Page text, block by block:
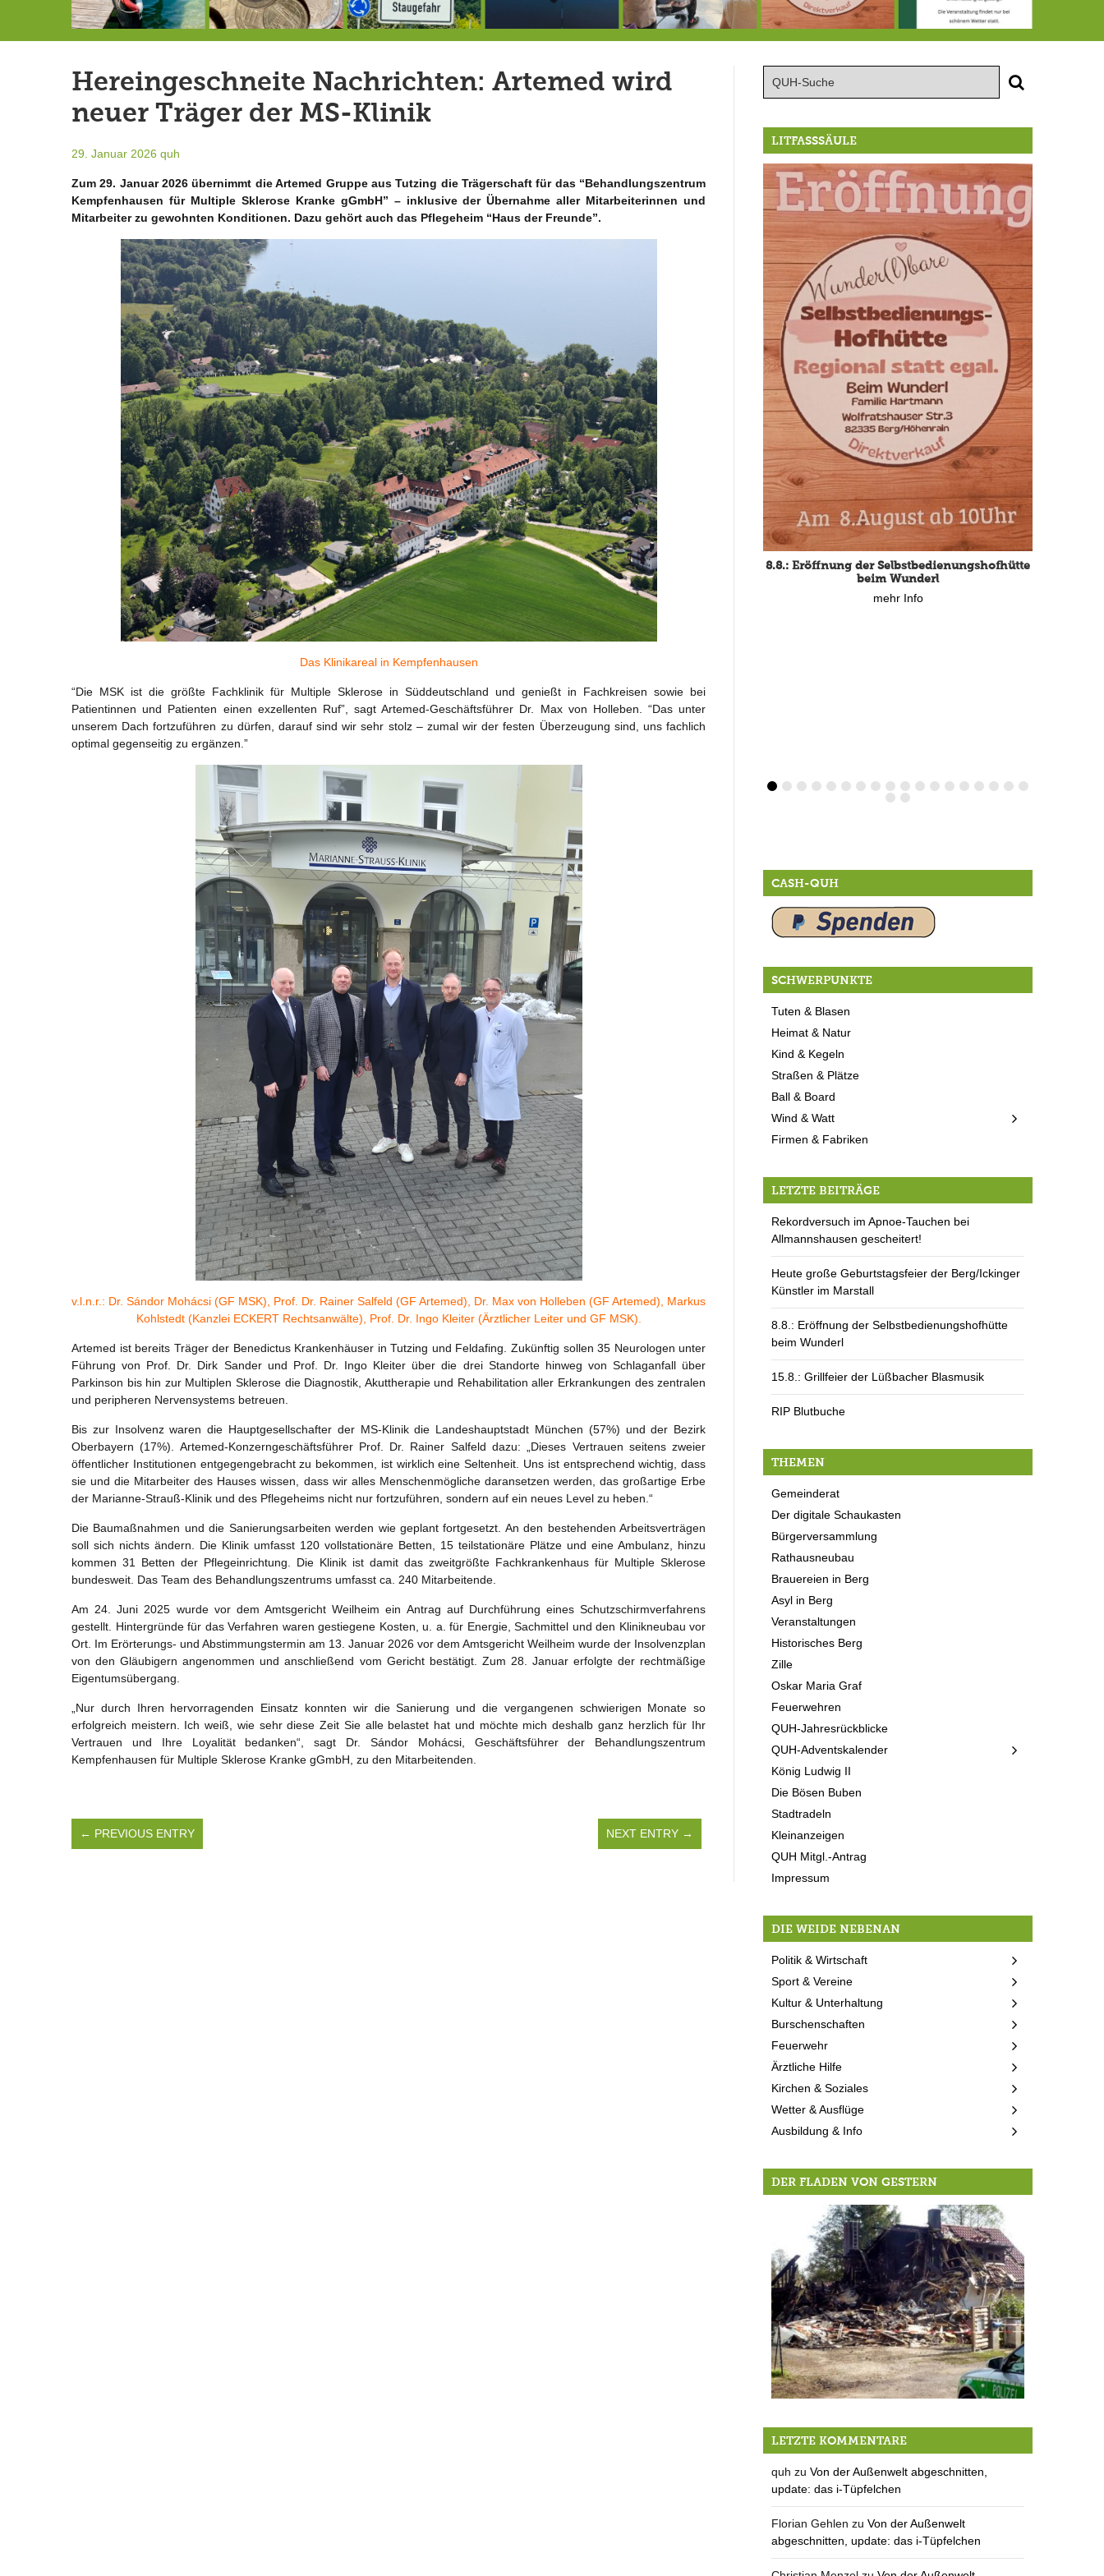
Hereingeschneite Nachrichten: Artemed wird
neuer Träger der MS-Klinik
29. Januar 2026 quh
Zum 29. Januar 2026 übernimmt die Artemed Gruppe aus Tutzing die Trägerschaft für das “Behandlungszentrum
Kempfenhausen für Multiple Sklerose Kranke gGmbH” – inklusive der Übernahme aller Mitarbeiterinnen und
Mitarbeiter zu gewohnten Konditionen. Dazu gehört auch das Pflegeheim “Haus der Freunde”.
Das Klinikareal in Kempfenhausen
“Die MSK ist die größte Fachklinik für Multiple Sklerose in Süddeutschland und genießt in Fachkreisen sowie bei
Patientinnen und Patienten einen exzellenten Ruf”, sagt Artemed-Geschäftsführer Dr. Max von Holleben. “Das unter
unserem Dach fortzuführen zu dürfen, darauf sind wir sehr stolz – zumal wir der festen Überzeugung sind, uns fachlich
optimal gegenseitig zu ergänzen.”
v.l.n.r.: Dr. Sándor Mohácsi (GF MSK), Prof. Dr. Rainer Salfeld (GF Artemed), Dr. Max von Holleben (GF Artemed), Markus
Kohlstedt (Kanzlei ECKERT Rechtsanwälte), Prof. Dr. Ingo Kleiter (Ärztlicher Leiter und GF MSK).
Artemed ist bereits Träger der Benedictus Krankenhäuser in Tutzing und Feldafing. Zukünftig sollen 35 Neurologen unter
Führung von Prof. Dr. Dirk Sander und Prof. Dr. Ingo Kleiter über die drei Standorte hinweg von Schlaganfall über
Parkinson bis hin zur Multiplen Sklerose die Diagnostik, Akuttherapie und Rehabilitation aller Erkrankungen des zentralen
und peripheren Nervensystems betreuen.
Bis zur Insolvenz waren die Hauptgesellschafter der MS-Klinik die Landeshauptstadt München (57%) und der Bezirk
Oberbayern (17%). Artemed-Konzerngeschäftsführer Prof. Dr. Rainer Salfeld dazu: „Dieses Vertrauen seitens zweier
öffentlicher Institutionen entgegengebracht zu bekommen, ist wirklich eine Seltenheit. Uns ist entsprechend wichtig, dass
sie und die Mitarbeiter des Hauses wissen, dass wir alles Menschenmögliche daransetzen werden, das großartige Erbe
der Marianne-Strauß-Klinik und des Pflegeheims nicht nur fortzuführen, sondern auf ein neues Level zu heben.“
Die Baumaßnahmen und die Sanierungsarbeiten werden wie geplant fortgesetzt. An den bestehenden Arbeitsverträgen
soll sich nichts ändern. Die Klinik umfasst 120 vollstationäre Betten, 15 teilstationäre Plätze und eine Ambulanz, hinzu
kommen 31 Betten der Pflegeinrichtung. Die Klinik ist damit das zweitgrößte Fachkrankenhaus für Multiple Sklerose
bundesweit. Das Team des Behandlungszentrums umfasst ca. 240 Mitarbeitende.
Am 24. Juni 2025 wurde vor dem Amtsgericht Weilheim ein Antrag auf Durchführung eines Schutzschirmverfahrens
gestellt. Hintergründe für das Verfahren waren gestiegene Kosten, u. a. für Energie, Sachmittel und den Klinikneubau vor
Ort. Im Erörterungs- und Abstimmungstermin am 13. Januar 2026 vor dem Amtsgericht Weilheim wurde der Insolvenzplan
von den Gläubigern angenommen und anschließend vom Gericht bestätigt. Zum 28. Januar erfolgte der rechtmäßige
Eigentumsübergang.
„Nur durch Ihren hervorragenden Einsatz konnten wir die Sanierung und die vergangenen schwierigen Monate so
erfolgreich meistern. Ich weiß, wie sehr diese Zeit Sie alle belastet hat und möchte mich deshalb ganz herzlich für Ihr
Vertrauen und Ihre Loyalität bedanken“, sagt Dr. Sándor Mohácsi, Geschäftsführer der Behandlungszentrum
Kempfenhausen für Multiple Sklerose Kranke gGmbH, zu den Mitarbeitenden.
← PREVIOUS ENTRY NEXT ENTRY →
LITFASSSÄULE
8.8.: Eröffnung der Selbstbedienungshofhütte
beim Wunderl
mehr Info
CASH-QUH
SCHWERPUNKTE
Tuten & Blasen
Heimat & Natur
Kind & Kegeln
Straßen & Plätze
Ball & Board
Wind & Watt
Firmen & Fabriken
LETZTE BEITRÄGE
Rekordversuch im Apnoe-Tauchen bei
Allmannshausen gescheitert!
Heute große Geburtstagsfeier der Berg/Ickinger
Künstler im Marstall
8.8.: Eröffnung der Selbstbedienungshofhütte
beim Wunderl
15.8.: Grillfeier der Lüßbacher Blasmusik
RIP Blutbuche
THEMEN
Gemeinderat
Der digitale Schaukasten
Bürgerversammlung
Rathausneubau
Brauereien in Berg
Asyl in Berg
Veranstaltungen
Historisches Berg
Zille
Oskar Maria Graf
Feuerwehren
QUH-Jahresrückblicke
QUH-Adventskalender
König Ludwig II
Die Bösen Buben
Stadtradeln
Kleinanzeigen
QUH Mitgl.-Antrag
Impressum
DIE WEIDE NEBENAN
Politik & Wirtschaft
Sport & Vereine
Kultur & Unterhaltung
Burschenschaften
Feuerwehr
Ärztliche Hilfe
Kirchen & Soziales
Wetter & Ausflüge
Ausbildung & Info
DER FLADEN VON GESTERN
LETZTE KOMMENTARE
quh zuVon der Außenwelt abgeschnitten,
update: das i-Tüpfelchen
Florian Gehlen zuVon der Außenwelt
abgeschnitten, update: das i-Tüpfelchen